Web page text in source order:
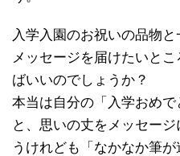
入学入園のお祝いの品物
メッセージを届けたいと
ばいいのでしょうか？
本当は自分の「入学おめ
と、思いの丈をメッセー
うけれども「なかなか筆